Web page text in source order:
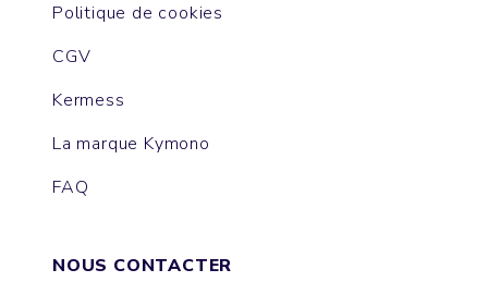
Politique de cookies
CGV
Kermess
La marque Kymono
FAQ
NOUS CONTACTER